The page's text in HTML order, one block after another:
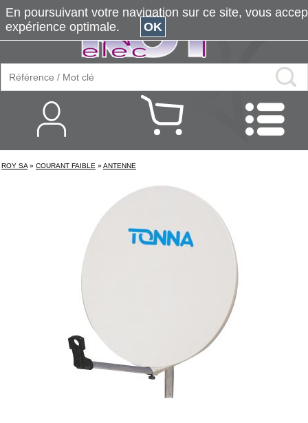
ROY SA » COURANT FAIBLE » ANTENNE
En poursuivant votre navigation sur ce site, vous
expérience optimale.
OK